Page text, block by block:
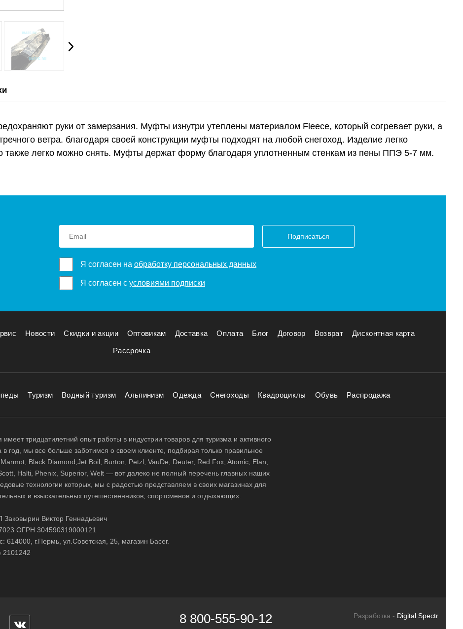
руки от замерзания. Муфты изнутри утеплены материалом Fleece, который согревает руки, а
ветра. благодаря своей конструкции муфты подходят на любой снегоход. Изделие легко
также легко можно снять. Муфты держат форму благодаря уплотненным стенкам из пены ППЭ 5-7 мм.
Подписаться
Я согласен на обработку персональных данных
Я согласен с условиями подписки
Новости Скидки и акции Оптовикам Доставка Оплата Блог Договор Возврат Дисконтная карта
Рассрочка
Туризм Водный туризм Альпинизм Одежда Снегоходы Квадроциклы Обувь Распродажа
тридцатилетний опыт работы в индустрии товаров для туризма и активного
в год, мы все больше заботимся о своем клиенте, подбирая только правильное
Black Diamond,Jet Boil, Burton, Petzl, VauDe, Deuter, Red Fox, Atomic, Elan,
Halti, Phenix, Superior, Welt — вот далеко не полный перечень главных наших
технологии которых, мы с радостью представляем в своих магазинах для
и взыскательных путешественников, спортсменов и отдыхающих.
Заковырин Виктор Геннадьевич
ОГРН 304590319000121
614000, г.Пермь, ул.Советская, 25, магазин Басег.
2101242
8 800-555-90-12 Разработка - Digital Spectr